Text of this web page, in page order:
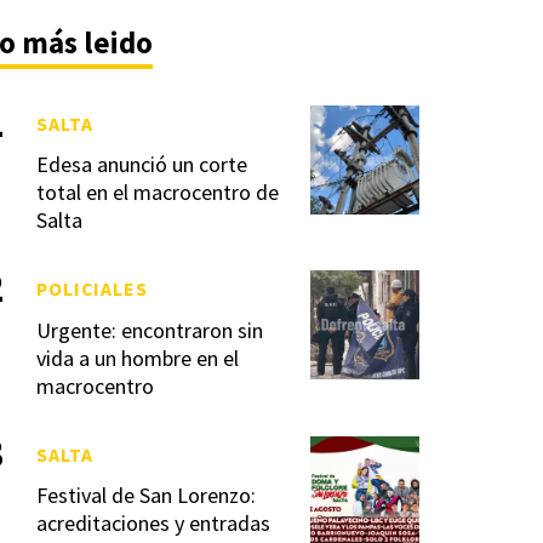
más leido
Edesa anunció un corte
total en el macrocentro de
Salta
SALTA
Urgente: encontraron sin
vida a un hombre en el
macrocentro
POLICIALES
Festival de San Lorenzo:
acreditaciones y entradas
SALTA